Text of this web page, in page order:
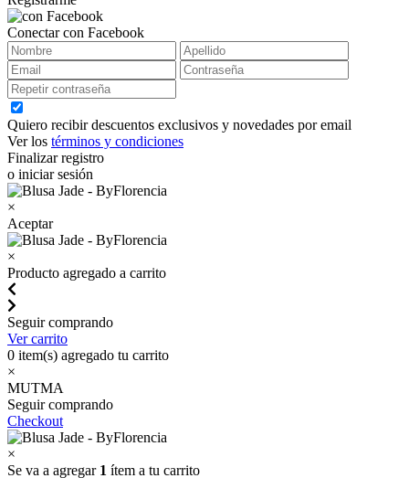
Conectar con Facebook
Quiero recibir descuentos exclusivos y novedades por email
Ver los términos y condiciones
Finalizar registro
o iniciar sesión
×
Aceptar
×
Producto agregado a carrito
Seguir comprando
Ver carrito
0 item(s) agregado tu carrito
×
MUTMA
Seguir comprando
Checkout
×
Se va a agregar 1 ítem a tu carrito